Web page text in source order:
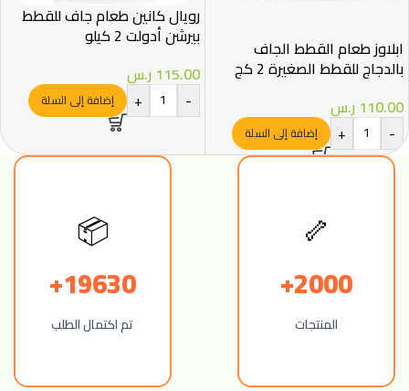
ابلاوز طعام القطط الجاف
بالدجاج للقطط الصغيرة 2 كج
110.00 ر.س
-
+ إضافة إلى السلة
رويال كانين طعام جاف للقطط
بيرشن أدولت 2 كيلو
115.00 ر.س
-
+ إضافة إلى السلة
🦴
2000+
المنتجات
📦
19630+
تم اكتمال الطلب